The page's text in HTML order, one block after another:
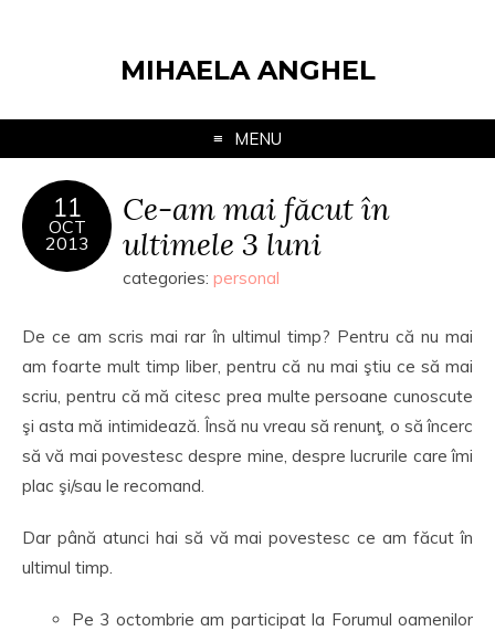
MIHAELA ANGHEL
MENU
11
OCT
2013
Ce-am mai făcut în
ultimele 3 luni
categories: personal
De ce am scris mai rar în ultimul timp? Pentru că nu mai
am foarte mult timp liber, pentru că nu mai ştiu ce să mai
scriu, pentru că mă citesc prea multe persoane cunoscute
şi asta mă intimidează. Însă nu vreau să renunţ, o să încerc
să vă mai povestesc despre mine, despre lucrurile care îmi
plac şi/sau le recomand.
Dar până atunci hai să vă mai povestesc ce am făcut în
ultimul timp.
Pe 3 octombrie am participat la Forumul oamenilor